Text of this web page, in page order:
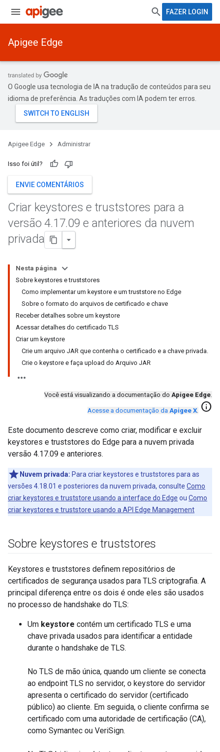
FAZER LOGIN
Apigee Edge
O Google usa tecnologia de IA na tradução de conteúdos para seu
idioma de preferência. As traduções com IA podem ter erros.
Apigee Edge Administrar
Isso foi útil?
ENVIE COMENTÁRIOS
Criar keystores e truststores para a
versão 4.17.09 e anteriores da nuvem
privada
Nesta página
Sobre keystores e truststores
Como implementar um keystore e um truststore no Edge
Sobre o formato do arquivos de certificado e chave
Receber detalhes sobre um keystore
Acessar detalhes do certificado TLS
Criar um keystore
Crie um arquivo JAR que contenha o certificado e a chave privada.
Crie o keystore e faça upload do Arquivo JAR
Você está visualizando a documentação do Apigee Edge.
Acesse a documentação da Apigee X. info
Este documento descreve como criar, modificar e excluir
keystores e truststores do Edge para a nuvem privada
versão 4.17.09 e anteriores.
Nuvem privada: Para criar keystores e truststores para as
versões 4.18.01 e posteriores da nuvem privada, consulte Como
criar keystores e truststore usando a interface do Edge ou Como
criar keystores e truststore usando a API Edge Management
Sobre keystores e truststores
Keystores e truststores definem repositórios de
certificados de segurança usados para TLS criptografia. A
principal diferença entre os dois é onde eles são usados
no processo de handshake do TLS:
Um keystore contém um certificado TLS e uma
chave privada usados para identificar a entidade
durante o handshake de TLS.
No TLS de mão única, quando um cliente se conecta
ao endpoint TLS no servidor, o keystore do servidor
apresenta o certificado do servidor (certificado
público) ao cliente. Em seguida, o cliente confirma se
certificado com uma autoridade de certificação (CA),
como Symantec ou VeriSign.